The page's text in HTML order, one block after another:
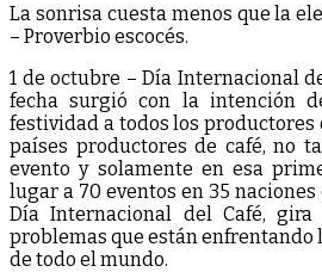
La sonrisa cuesta menos que la
– Proverbio escocés.
1 de octubre – Día Internacional
fecha surgió con la intención
festividad a todos los productores
países productores de café, no
evento y solamente en esa
lugar a 70 eventos en 35
Día Internacional del Café,
problemas que están enfrentando
de todo el mundo.